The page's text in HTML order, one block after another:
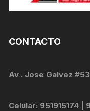
CONTACTO
Av . Jose Galvez
Celular: 951915174 |